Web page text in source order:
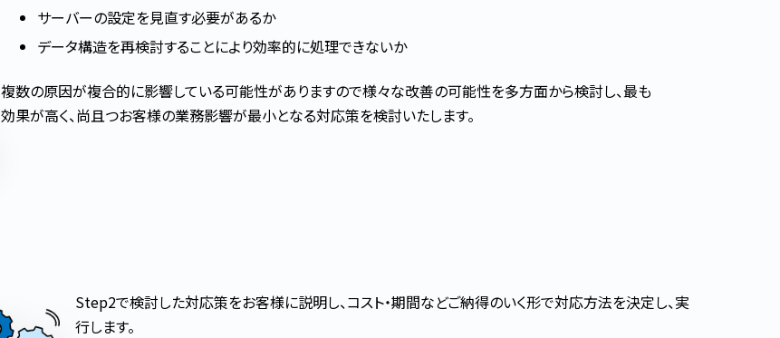
サーバーの設定を見直す必要があるか
データ構造を再検討することにより効率的に処理できないか
複数の原因が複合的に影響している可能性がありますので様々な改善の可能性を多方面から検討し、最も
効果が高く、尚且つお客様の業務影響が最小となる対応策を検討いたします。
Step2で検討した対応策をお客様に説明し、コスト・期間などご納得のいく形で対応方法を決定し、実
行します。